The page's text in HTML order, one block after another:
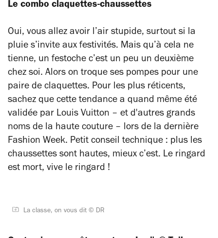
Le combo claquettes-chaussettes
Oui, vous allez avoir l’air stupide, surtout si la
pluie s’invite aux festivités. Mais qu’à cela ne
tienne, un festoche c’est un peu un deuxième
chez soi. Alors on troque ses pompes pour une
paire de claquettes. Pour les plus réticents,
sachez que cette tendance a quand même été
validée par Louis Vuitton – et d'autres grands
noms de la haute couture – lors de la dernière
Fashion Week. Petit conseil technique : plus les
chaussettes sont hautes, mieux c’est. Le ringard
est mort, vive le ringard !
La classe, on vous dit © DR